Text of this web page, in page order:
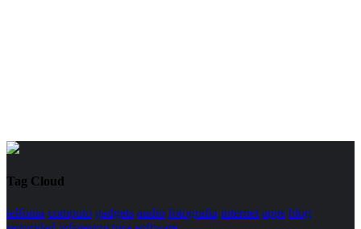
Tag Cloud
telfonia computo gadgets audio fotografia internet apps blog